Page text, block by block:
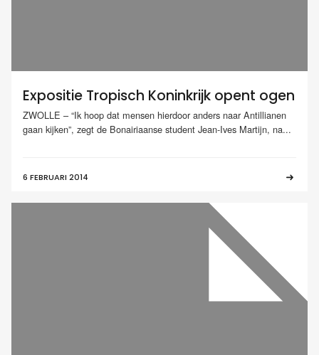
Expositie Tropisch Koninkrijk opent ogen
ZWOLLE – “Ik hoop dat mensen hierdoor anders naar Antillianen
gaan kijken”, zegt de Bonairiaanse student Jean-Ives Martijn, na...
6 FEBRUARI 2014